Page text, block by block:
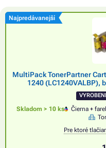
Najpredávanejší
MultiPack TonerPartner
1240 (LC1240VALBP),
Skladom > 10 ks Čierna +
Pre ktoré